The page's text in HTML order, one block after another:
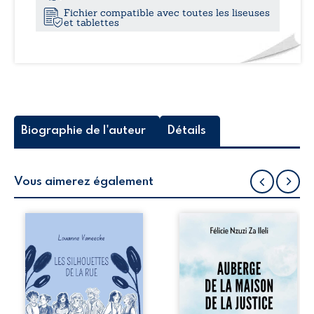
Fichier compatible avec toutes les liseuses
et tablettes
Biographie de l'auteur Détails
Vous aimerez également
la rue donne la
parole à six
personnages
ordinaires,
traversés par des
pensées, des
émotions et des
Auberge de la
récit-témoignage
consacré au
parcours
exemplaire de
Mbala Zi Nkuaku